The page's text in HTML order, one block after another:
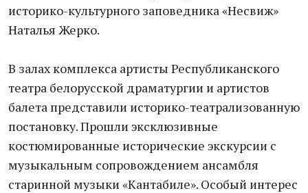
историко-культурного заповедника «Несвиж»
Наталья Жерко.
В залах комплекса артисты Республиканского
театра белорусской драматургии и артистов
балета представили историко-театрализованную
постановку. Прошли эксклюзивные
костюмированные исторические экскурсии с
музыкальным сопровождением ансамбля
старинной музыки «Кантабиле». Особый интерес